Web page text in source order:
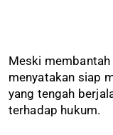
Meski
menyatakan siap
yang tengah
terhadap hukum.